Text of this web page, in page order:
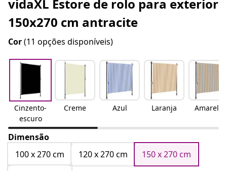
vidaXL Estore de rolo para exterior
150x270 cm antracite
Cor(11 opções disponíveis)
Cinzento-
escuro
Creme Azul Laranja Amarelo
Dimensão
100 x 270 cm
120 x 270 cm
150 x 270 cm